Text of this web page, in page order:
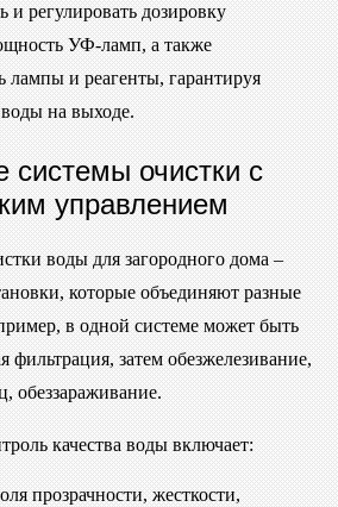
и регулировать дозировку
УФ-ламп, а также
лампы и реагенты, гарантируя
воды на выходе.
системы очистки с
управлением
воды для загородного дома –
которые объединяют разные
в одной системе может быть
фильтрация, затем обезжелезивание,
обеззараживание.
качества воды включает:
прозрачности, жесткости,